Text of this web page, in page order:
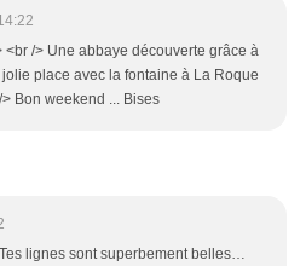
<br /> Une abbaye découverte grâce à
place avec la fontaine à La Roque
Bon weekend ... Bises
lignes sont superbement belles…